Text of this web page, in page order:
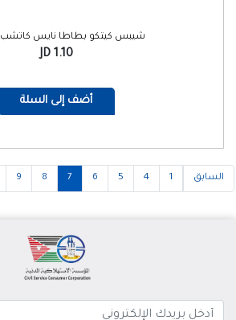
شيبس كيتكو بطاطا نايس كاتشب 150 غم
1.10 JD
أضف إلى السلة
السابق 1
4
5
6
7
8
9